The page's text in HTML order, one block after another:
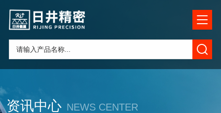
资讯中心 NEWS CENTER